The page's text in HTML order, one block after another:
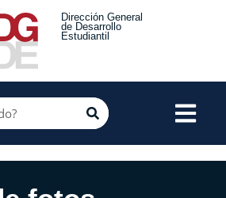
Dirección General
de Desarrollo
Estudiantil